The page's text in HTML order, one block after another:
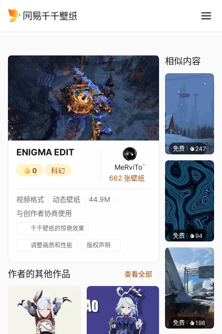
ENIGMA EDIT
0 科幻
MeRviTo`
662 张壁纸
视频格式 动态壁纸
44.9M
与创作者协商使用
千千壁纸的惊艳效果
调整画质和性能 版权声明
作者的其他作品 查看全部
相似内容
免费 247
免费 94
免费 198